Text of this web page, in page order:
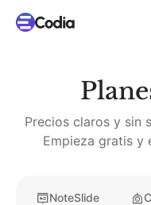
Precios claros y sin
Empieza gratis y
NoteSlide